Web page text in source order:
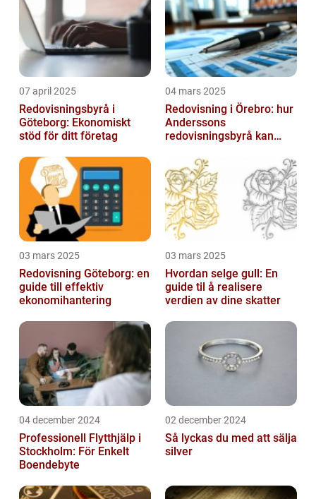
07 april 2025
Redovisningsbyrå i
Göteborg: Ekonomiskt
stöd för ditt företag
04 mars 2025
Redovisning i Örebro: hur
Anderssons
redovisningsbyrå kan
03 mars 2025
Redovisning Göteborg: en
guide till effektiv
ekonomihantering
03 mars 2025
Hvordan selge gull: En
guide til å realisere
verdien av dine skatter
04 december 2024
Professionell Flytthjälp i
Stockholm: För Enkelt
Boendebyte
02 december 2024
Så lyckas du med att sälja
silver